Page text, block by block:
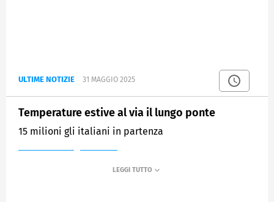
ULTIME NOTIZIE 31 MAGGIO 2025
Temperature estive al via il lungo ponte
15 milioni gli italiani in partenza